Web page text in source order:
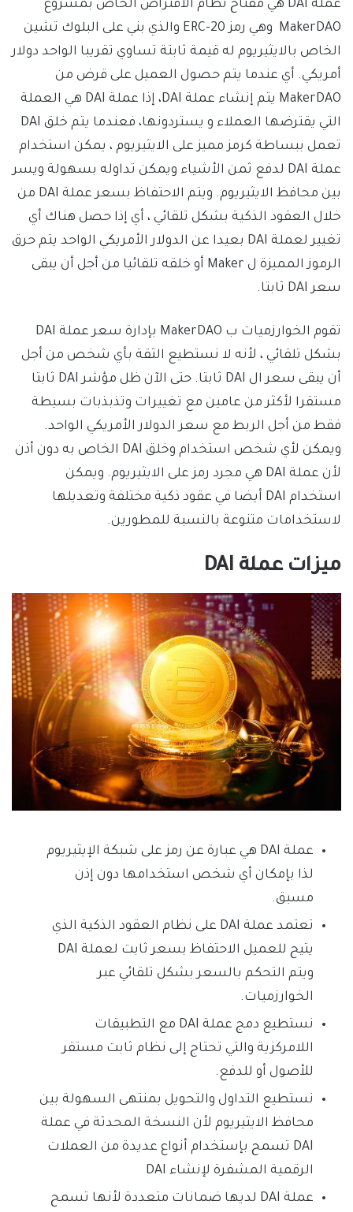
عملة DAI هي مفتاح نظام الاقتراض الخاص بمشروع
MakerDAO وهي رمز ERC-20 والذي بني على البلوك تشين
الخاص بالايثيريوم له قيمة ثابتة تساوي تقريبا الواحد دولار
أمريكي. أي عندما يتم حصول العميل على قرض من
MakerDAO يتم إنشاء عملة DAI، إذا عملة DAI هي العملة
التي يقترضها العملاء و يستردونها، فعندما يتم خلق DAI
تعمل ببساطة كرمز مميز على الايثيريوم ، يمكن استخدام
عملة DAI لدفع ثمن الأشياء ويمكن تداوله بسهولة ويسر
بين محافظ الايثيريوم. ويتم الاحتفاظ بسعر عملة DAI من
خلال العقود الذكية بشكل تلقائي ، أي إذا حصل هناك أي
تغيير لعملة DAI بعيدا عن الدولار الأمريكي الواحد يتم حرق
الرموز المميزة ل Maker أو خلقه تلقائيا من أجل أن يبقى
سعر DAI ثابتا.
تقوم الخوارزميات ب MakerDAO بإدارة سعر عملة DAI
بشكل تلقائي ، لأنه لا نستطيع الثقة بأي شخص من أجل
أن يبقى سعر ال DAI ثابتا. حتى الآن ظل مؤشر DAI ثابتا
مستقرا لأكثر من عامين مع تغييرات وتذبذبات بسيطة
فقط من أجل الربط مع سعر الدولار الأمريكي الواحد.
ويمكن لأي شخص استخدام وخلق DAI الخاص به دون أذن
لأن عملة DAI هي مجرد رمز على الايثيريوم. ويمكن
استخدام DAI أيضا في عقود ذكية مختلفة وتعديلها
لاستخدامات متنوعة بالنسبة للمطورين.
ميزات عملة DAI
عملة DAI هي عبارة عن رمز على شبكة الإيثيريوم
لذا بإمكان أي شخص استخدامها دون إذن
مسبق.
تعتمد عملة DAI على نظام العقود الذكية الذي
يتيح للعميل الاحتفاظ بسعر ثابت لعملة DAI
ويتم التحكم بالسعر بشكل تلقائي عبر
الخوارزميات.
نستطيع دمج عملة DAI مع التطبيقات
اللامركزية والتي تحتاج إلى نظام ثابت مستقر
للأصول أو للدفع.
نستطيع التداول والتحويل بمنتهى السهولة بين
محافظ الايثيريوم لأن النسخة المحدثة في عملة
DAI تسمح بإستخدام أنواع عديدة من العملات
الرقمية المشفرة لإنشاء DAI
عملة DAI لديها ضمانات متعددة لأنها تسمح